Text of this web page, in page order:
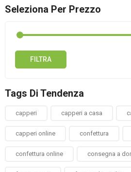
Seleziona Per Prezzo
FILTRA
Tags Di Tendenza
capperi capperi a casa
capperi online confettura
confettura online consegna a